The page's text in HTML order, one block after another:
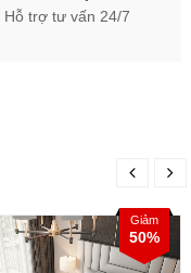
Hỗ trợ tư vấn 24/7
Giảm
50%